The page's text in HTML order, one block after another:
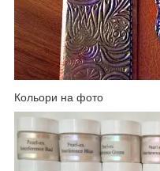
Кольори на фото